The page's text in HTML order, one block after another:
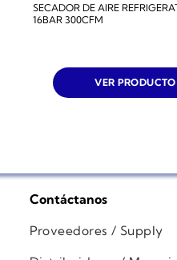
SECADOR DE AIRE
16BAR 300CFM
VER PRODUCTO
Contáctanos
Proveedores / Supply